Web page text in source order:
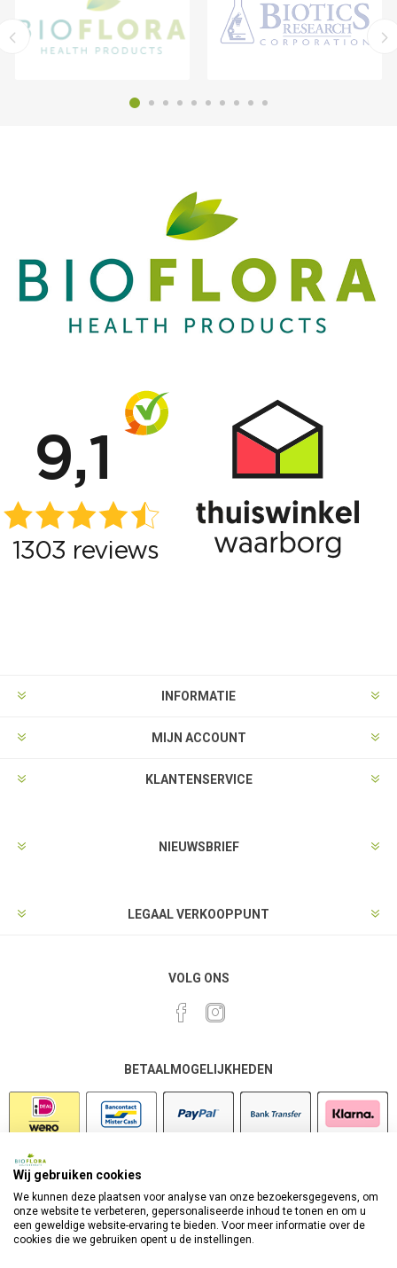
INFORMATIE
MIJN ACCOUNT
KLANTENSERVICE
NIEUWSBRIEF
LEGAAL VERKOOPPUNT
VOLG ONS
BETAALMOGELIJKHEDEN
Wij gebruiken cookies
We kunnen deze plaatsen voor analyse van onze bezoekersgegevens, om
onze website te verbeteren, gepersonaliseerde inhoud te tonen en om u
een geweldige website-ervaring te bieden. Voor meer informatie over de
cookies die we gebruiken opent u de instellingen.